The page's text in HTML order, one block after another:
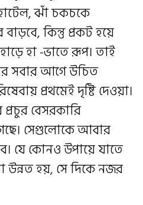
ঝাঁ চকচকে
বাড়বে, কিন্তু প্রকট হয়ে
হা -ভাতে রূপ। তাই
সবার আগে উচিত
প্রথমেই দৃষ্টি দেওয়া।
বেসরকারি
সেগুলোকে আবার
যে কোনও উপায়ে যাতে
উন্নত হয়, সে দিকে নজর